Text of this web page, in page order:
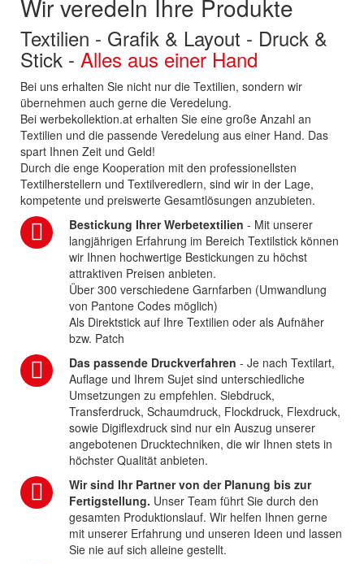
Wir veredeln Ihre Produkte
Textilien - Grafik & Layout - Druck &
Stick - Alles aus einer Hand
Bei uns erhalten Sie nicht nur die Textilien, sondern wir
übernehmen auch gerne die Veredelung.
Bei werbekollektion.at erhalten Sie eine große Anzahl an
Textilien und die passende Veredelung aus einer Hand. Das
spart Ihnen Zeit und Geld!
Durch die enge Kooperation mit den professionellsten
Textilherstellern und Textilveredlern, sind wir in der Lage,
kompetente und preiswerte Gesamtlösungen anzubieten.
Bestickung Ihrer Werbetextilien - Mit unserer
langjährigen Erfahrung im Bereich Textilstick können
wir Ihnen hochwertige Bestickungen zu höchst
attraktiven Preisen anbieten.
Über 300 verschiedene Garnfarben (Umwandlung
von Pantone Codes möglich)
Als Direktstick auf Ihre Textilien oder als Aufnäher
bzw. Patch
Das passende Druckverfahren - Je nach Textilart,
Auflage und Ihrem Sujet sind unterschiedliche
Umsetzungen zu empfehlen. Siebdruck,
Transferdruck, Schaumdruck, Flockdruck, Flexdruck,
sowie Digiflexdruck sind nur ein Auszug unserer
angebotenen Drucktechniken, die wir Ihnen stets in
höchster Qualität anbieten.
Wir sind Ihr Partner von der Planung bis zur
Fertigstellung. Unser Team führt Sie durch den
gesamten Produktionslauf. Wir helfen Ihnen gerne
mit unserer Erfahrung und unseren Ideen und lassen
Sie nie auf sich alleine gestellt.